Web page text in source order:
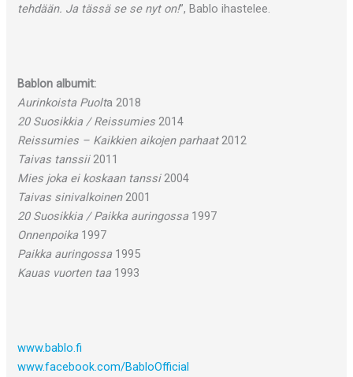
tehdään. Ja tässä se se nyt on!”, Bablo ihastelee.
Bablon albumit:
Aurinkoista Puolta 2018
20 Suosikkia / Reissumies 2014
Reissumies – Kaikkien aikojen parhaat2012
Taivas tanssii2011
Mies joka ei koskaan tanssi2004
Taivas sinivalkoinen2001
20 Suosikkia / Paikka auringossa 1997
Onnenpoika 1997
Paikka auringossa 1995
Kauas vuorten taa 1993
www.bablo.fi
www.facebook.com/BabloOfficial